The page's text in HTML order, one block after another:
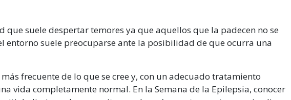
que suele despertar temores ya que aquellos que la padecen no se
entorno suele preocuparse ante la posibilidad de que ocurra una
frecuente de lo que se cree y, con un adecuado tratamiento
vida completamente normal. En la Semana de la Epilepsia, conocer